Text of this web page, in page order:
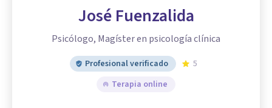
José Fuenzalida
Psicólogo, Magíster en psicología clínica
Profesional verificado
5
Terapia online